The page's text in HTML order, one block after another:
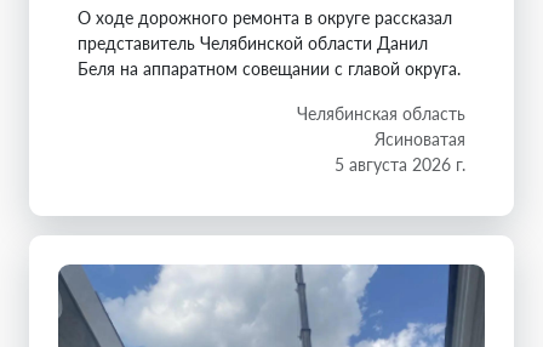
О ходе дорожного ремонта в округе рассказал
представитель Челябинской области Данил
Беля на аппаратном совещании с главой округа.
Челябинская область
Ясиноватая
5 августа 2026 г.